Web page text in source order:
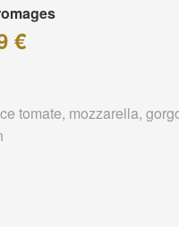
€
tomate, mozzarella,